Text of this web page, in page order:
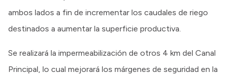
ambos lados a fin de incrementar los caudales de riego
destinados a aumentar la superficie productiva.
Se realizará la impermeabilización de otros 4 km del Canal
Principal, lo cual mejorará los márgenes de seguridad en la